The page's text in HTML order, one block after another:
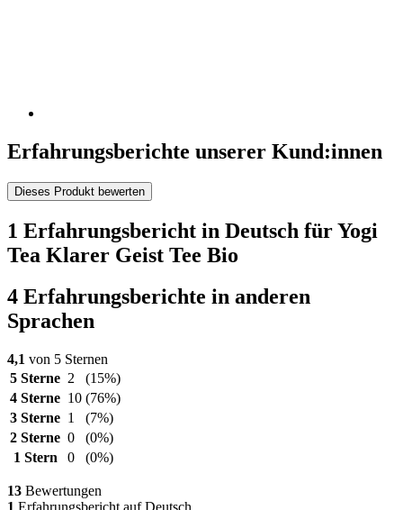
Erfahrungsberichte unserer Kund:innen
Dieses Produkt bewerten
1 Erfahrungsbericht in Deutsch für Yogi
Tea Klarer Geist Tee Bio
4 Erfahrungsberichte in anderen
Sprachen
4,1 von 5 Sternen
5 Sterne 2
(15%)
4 Sterne 10 (76%)
3 Sterne 1
(7%)
2 Sterne 0
(0%)
1 Stern
0 (0%)
13 Bewertungen